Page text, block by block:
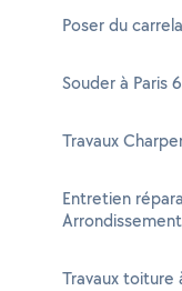
Poser du
Souder à Paris
Travaux
Entretien
Arrondissement
Travaux toiture